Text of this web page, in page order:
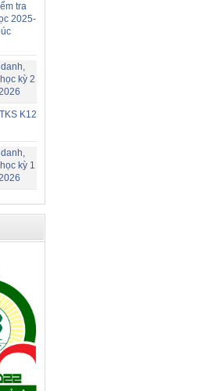
tra
2025-
kỳ 2
K12
kỳ 1